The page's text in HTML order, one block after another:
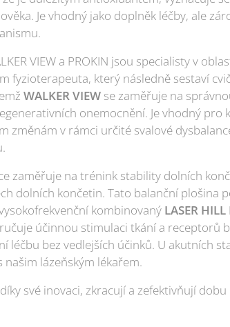
Je vhodný jako doplněk léčby, ale
VIEW a PROKIN jsou specialisty v
fyzioterapeuta, který následně sestaví
WALKER VIEW se zaměřuje na
onemocnění. Je vhodný
změnám v rámci určité svalové
zaměřuje na trénink stability dolních
dolních končetin. Tato balanční plošina
kombinovaný LASER HILL
účinnou stimulaci tkání a receptorů
léčbu bez vedlejších účinků. U akutních
lázeňským lékařem.
své inovaci, zkracují a zefektivňují